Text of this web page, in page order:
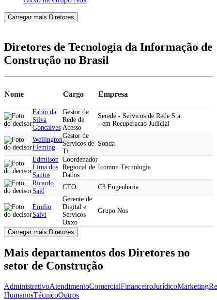
Carregar mais Diretores
Diretores de Tecnologia da Informação de
Construção no Brasil
Nome Cargo Empresa
Fabio da
Silva
Goncalves
Gestor de
Rede de
Acesso
Serede - Servicos de Rede S.a.
- em Recuperacao Judicial
Wellington
Fleming
Gestor de
Servicos de
Ti
Sonda
Edmilson
Lima dos
Santos
Coordenador
Regional de
Dados
Icomon Tecnologia
Ricardo
Said
CTO C3 Engenharia
Emilio
Salvi
Gerente de
Digital e
Servicos
Oxxo
Grupo Nos
Carregar mais Diretores
Mais departamentos dos Diretores no
setor de Construção
AdministrativoAtendimentoComercialFinanceiroJurídicoMarketing
HumanosTécnicoOutros